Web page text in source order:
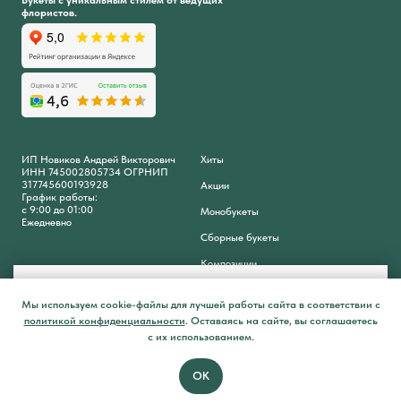
Мы используем cookie-файлы для лучшей работы сайта в соответствии с
политикой конфиденциальности.Оставаясь на сайте, вы соглашаетесь
с их использованием.
ОК
группу Вконтакте
флористов.
ИП Новиков Андрей Викторович
ИНН 745002805734 ОГРНИП
317745600193928
График работы:
с 9:00 до 01:00
Ежедневно
Хиты
Акции
Монобукеты
Сборные букеты
Композиции
Розы Отзывы
Программа лояльности
Главная